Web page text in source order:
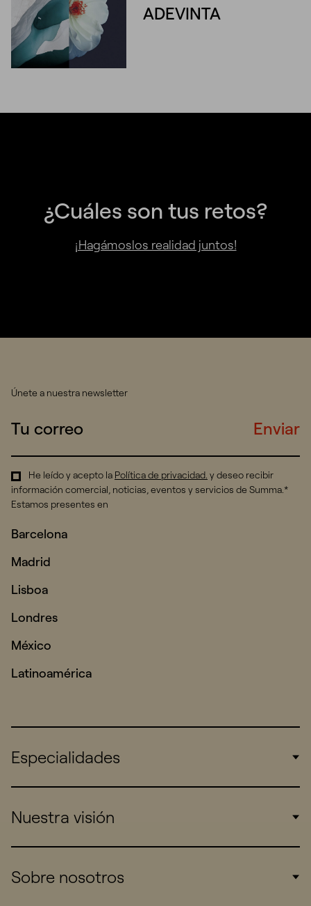
ADEVINTA
¿Cuáles son tus retos?
¡Hagámoslos realidad juntos!
Únete a nuestra newsletter
Enviar
He leído y acepto la Política de privacidad. y deseo recibir
información comercial, noticias, eventos y servicios de Summa.*
Estamos presentes en
Barcelona
Madrid
Lisboa
Londres
México
Latinoamérica
Especialidades
Consumers
Startups
Nuestra visión
Work
Sobre nosotros